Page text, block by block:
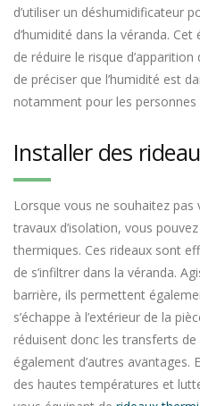
d’utiliser un déshumidificateur
d’humidité dans la véranda.
de réduire le risque
de préciser que l’humidité est
notamment pour les
Installer des
Lorsque vous ne souhaitez pas
travaux d’isolation, vous
thermiques. Ces rideaux sont
de s’infiltrer dans la véranda.
barrière, ils permettent
s’échappe à l’extérieur de la
réduisent donc les transferts
également d’autres avantages.
des hautes températures et